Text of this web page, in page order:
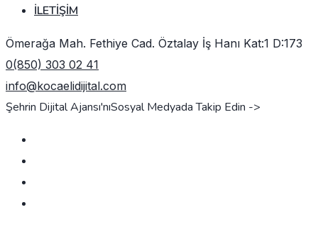
İLETIŞIM
Ömerağa Mah. Fethiye Cad. Öztalay İş Hanı Kat:1 D:173
0(850) 303 02 41
info@kocaelidijital.com
Şehrin Dijital Ajansı'nıSosyal Medyada Takip Edin ->